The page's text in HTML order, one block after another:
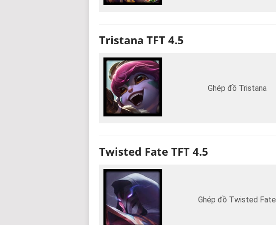
Tristana TFT 4.5
Ghép đồ Tristana
Twisted Fate TFT 4.5
Ghép đồ Twisted Fate